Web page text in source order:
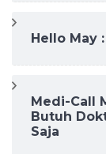
Hello May
Medi-Call
Butuh
Saja